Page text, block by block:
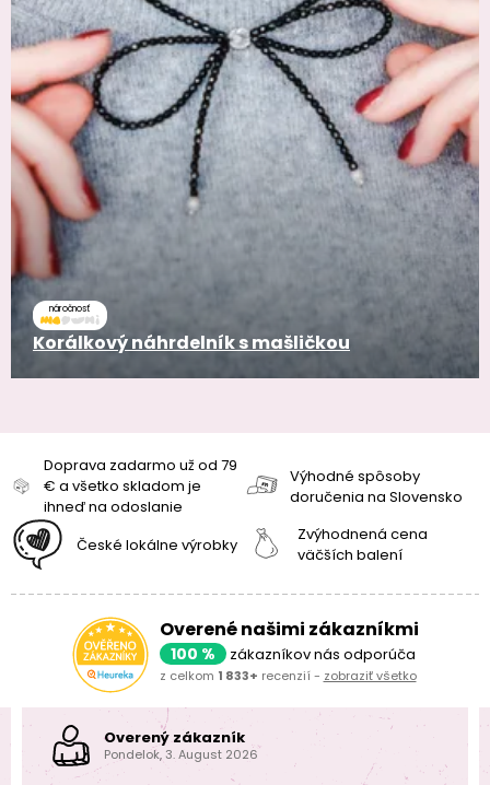
náročnosť
Korálkový náhrdelník s mašličkou
Doprava zadarmo už od 79
€ a všetko skladom je
ihneď na odoslanie
Výhodné spôsoby
doručenia na Slovensko
České lokálne výrobky
Zvýhodnená cena
väčších balení
Overené našimi zákazníkmi
100 % zákazníkov nás odporúča
z celkom 1 833+ recenzií - zobraziť všetko
Overený zákazník
Pondelok, 3. August 2026